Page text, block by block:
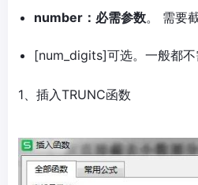
number：必需参数。 需要
[num_digits]可选。一般都不
1、插入TRUNC函数